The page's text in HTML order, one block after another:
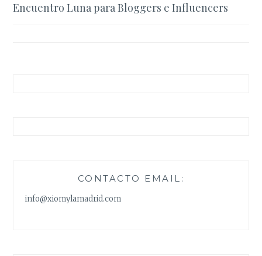
de
Encuentro Luna para Bloggers e Influencers
CONTACTO EMAIL:
info@xiomylamadrid.com